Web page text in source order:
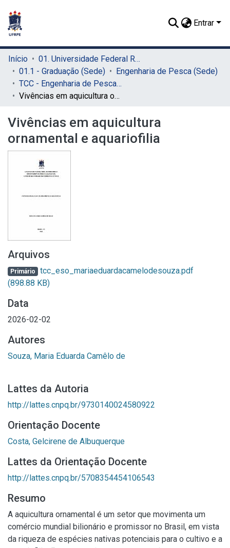
Entrar
Início
01. Universidade Federal Rural de Pernambuco - UFRPE (Sede)
01.1 - Graduação (Sede)
Engenharia de Pesca (Sede)
TCC - Engenharia de Pesca (Sede)
Vivências em aquicultura ornamental e aquariofilia
Vivências em aquicultura
ornamental e aquariofilia
Arquivos
Primário tcc_eso_mariaeduardacamelodesouza.pdf
(898.88 KB)
Data
2026-02-02
Autores
Souza, Maria Eduarda Camêlo de
Lattes da Autoria
http://lattes.cnpq.br/9730140024580922
Orientação Docente
Costa, Gelcirene de Albuquerque
Lattes da Orientação Docente
http://lattes.cnpq.br/5708354454106543
Resumo
A aquicultura ornamental é um setor que movimenta um
comércio mundial bilionário e promissor no Brasil, em vista
da riqueza de espécies nativas potenciais para o cultivo e a